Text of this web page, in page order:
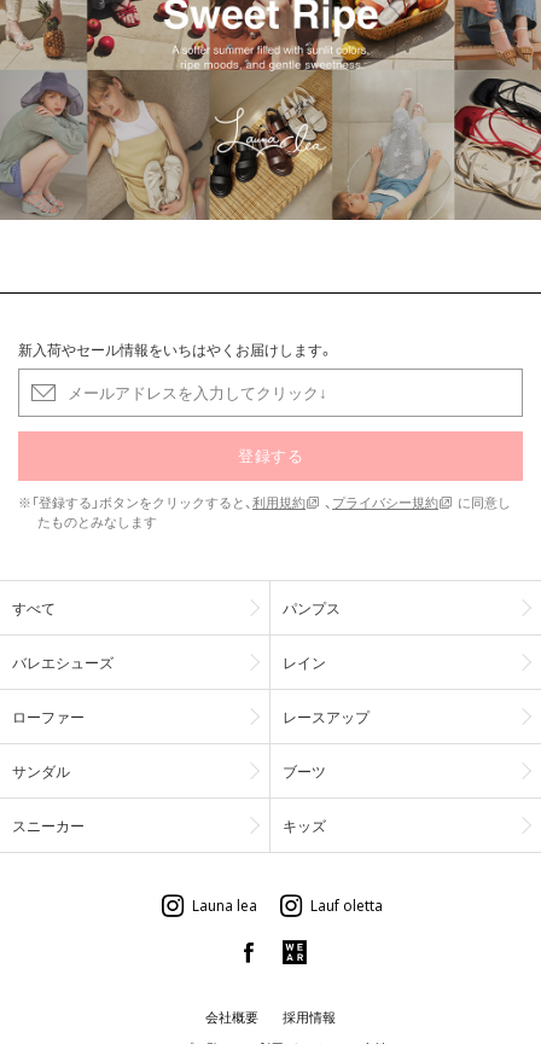
新入荷やセール情報をいちはやくお届けします。
登録する
※「登録する」ボタンをクリックすると、利用規約 、 プライバシー規約
に同意し
たものとみなします
すべて パンプス
バレエシューズ レイン
ローファー レースアップ
サンダル ブーツ
スニーカー キッズ
Launa lea Lauf oletta
会社概要
採用情報